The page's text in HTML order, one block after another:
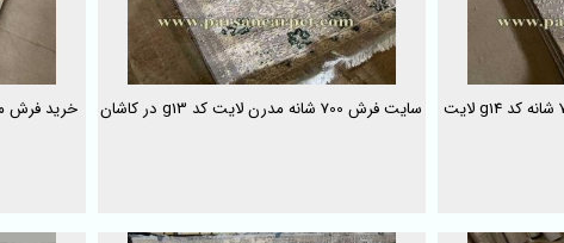
سایت فرش 700 شانه مدرن لایت کد g13 در کاشان